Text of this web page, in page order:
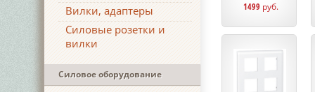
Вилки, адаптеры
Силовые розетки и
вилки
Силовое оборудование
1499 руб.